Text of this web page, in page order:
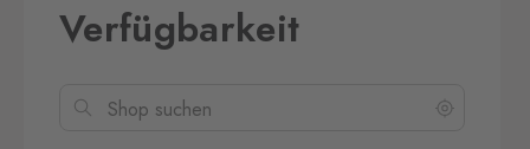
Verfügbarkeit